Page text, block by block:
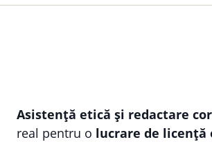
Asistență etică și redactare
real pentru o lucrare de licență